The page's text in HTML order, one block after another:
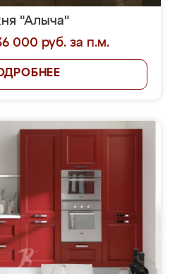
"Алыча"
000 руб. за п.м.